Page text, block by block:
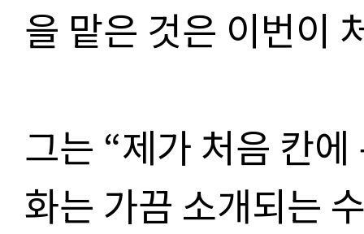
을 맡은 것은 이번이
그는 “제가 처음 칸
화는 가끔 소개되는